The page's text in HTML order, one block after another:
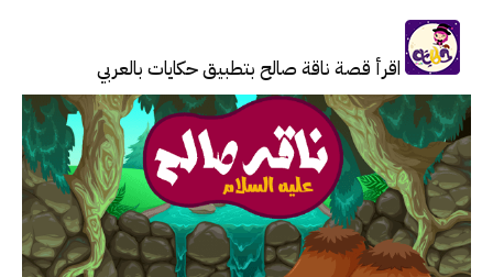
اقرأ قصة ناقة صالح بتطبيق حكايات بالعربي